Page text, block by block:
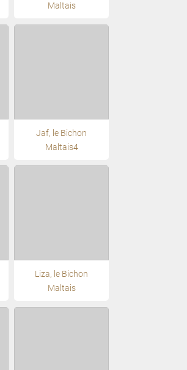
Maltais
Jaf, le Bichon
Maltais4
Liza, le Bichon
Maltais